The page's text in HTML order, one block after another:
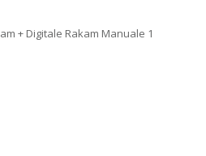
+ Digitale Rakam Manuale 1